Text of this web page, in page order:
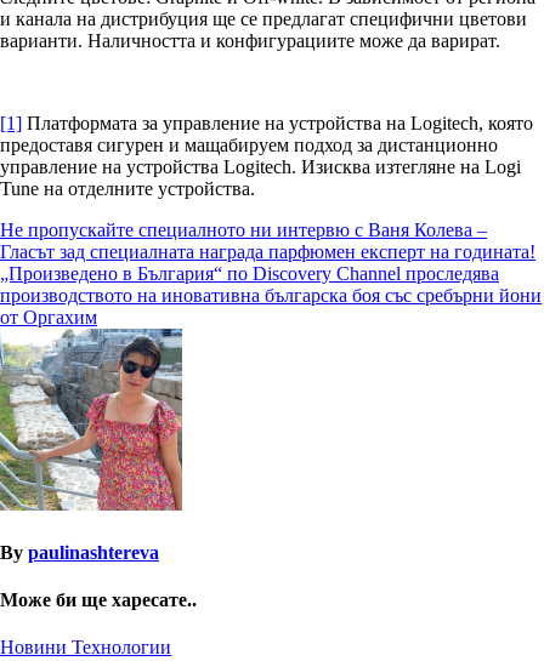
и канала на дистрибуция ще се предлагат специфични цветови
варианти. Наличността и конфигурациите може да варират.
[1] Платформата за управление на устройства на Logitech, която
предоставя сигурен и мащабируем подход за дистанционно
управление на устройства Logitech. Изисква изтегляне на Logi
Tune на отделните устройства.
Навигация
Не пропускайте специалното ни интервю с Ваня Колева –
Гласът зад специалната награда парфюмен експерт на годината!
„Произведено в България“ по Discovery Channel проследява
производството на иновативна българска боя със сребърни йони
от Оргахим
By paulinashtereva
Може би ще харесате..
Новини Технологии